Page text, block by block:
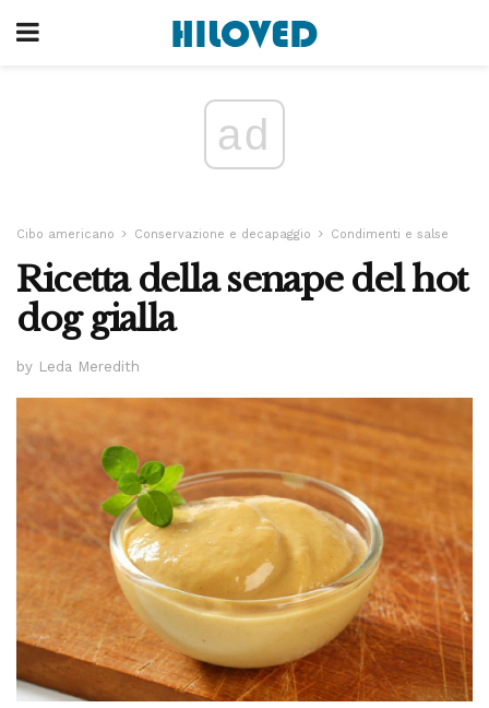
ad
Cibo americano Conservazione e decapaggio Condimenti e salse
Ricetta della senape del hot
dog gialla
by Leda Meredith